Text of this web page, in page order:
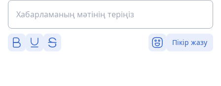
Пікір жазу